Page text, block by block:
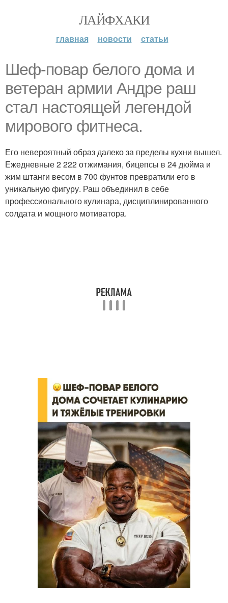
ЛАЙФХАКИ
главная новости статьи
Шеф-повар белого дома и
ветеран армии Андре раш
стал настоящей легендой
мирового фитнеса.
Его невероятный образ далеко за пределы кухни вышел.
Ежедневные 2 222 отжимания, бицепсы в 24 дюйма и
жим штанги весом в 700 фунтов превратили его в
уникальную фигуру. Раш объединил в себе
профессионального кулинара, дисциплинированного
солдата и мощного мотиватора.